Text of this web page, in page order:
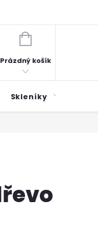
NÁKUPNÍ
Prázdný košík
Skleníky